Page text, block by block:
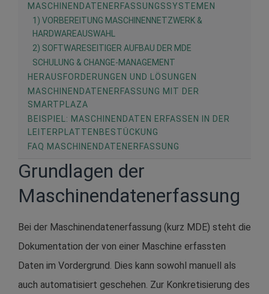
MASCHINENDATENERFASSUNGSSYSTEMEN
1) VORBEREITUNG MASCHINENNETZWERK &
HARDWAREAUSWAHL
2) SOFTWARESEITIGER AUFBAU DER MDE
SCHULUNG & CHANGE-MANAGEMENT
HERAUSFORDERUNGEN UND LÖSUNGEN
MASCHINENDATENERFASSUNG MIT DER
SMARTPLAZA
BEISPIEL: MASCHINENDATEN ERFASSEN IN DER
LEITERPLATTENBESTÜCKUNG
FAQ MASCHINENDATENERFASSUNG
Grundlagen der
Maschinendatenerfassung
Bei der Maschinendatenerfassung (kurz MDE) steht die
Dokumentation der von einer Maschine erfassten
Daten im Vordergrund. Dies kann sowohl manuell als
auch automatisiert geschehen. Zur Konkretisierung des